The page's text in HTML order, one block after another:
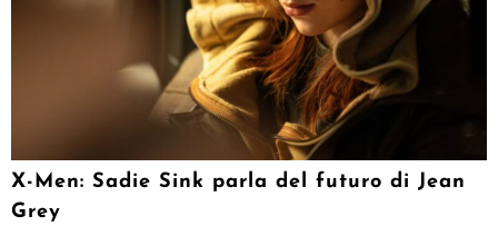
X-Men: Sadie Sink parla del futuro di Jean
Grey